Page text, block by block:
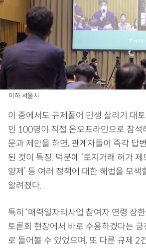
이하 서울시
이 중에서도 규제풀어 민생 살리기 대
민 100명이 직접 온오프라인으로 참석
문과 제안을 하면, 관계자들이 즉각 답
된 것이 특징. 덕분에 ‘토지거래 허가 제
양제’ 등 여러 정책에 대한 해법을 모색
알려졌다.
특히 ‘매력일자리사업 참여자 연령 상
토론회 현장에서 바로 수용하겠다는
로 들어볼 수 있었으며, 또 다른 규제 2